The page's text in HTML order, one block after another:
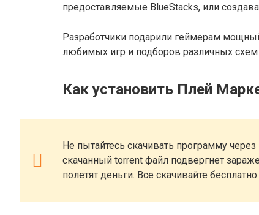
предоставляемые BlueStacks, или
Разработчики подарили геймерам
любимых игр и подборов различных схем
Как установить Плей
Не пытайтесь скачивать программу
скачанный torrent файл подвергнет
полетят деньги. Все скачивайте